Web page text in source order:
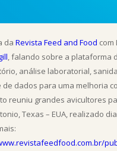
da Revista Feed and Food com
, falando sobre a plataforma
análise laboratorial,
de dados para uma melhoria
reuniu grandes avicultores
Texas – EUA, realizado